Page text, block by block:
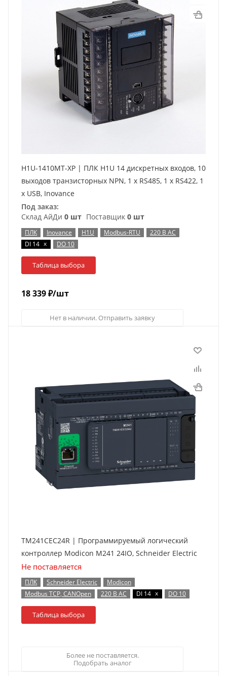
H1U-1410MT-XP | ПЛК H1U 14 дискретных входов, 10
выходов транзисторных NPN, 1 x RS485, 1 x RS422, 1
x USB, Inovance
Под заказ:
Склад АйДи 0 шт Поставщик 0 шт
ПЛК Inovance H1U Modbus-RTU
220 В AC
DI 14 x DO 10
Таблица выбора
18 339₽/шт
Нет в наличии. Отправить заявку
TM241CEC24R | Программируемый логический
контроллер Modicon M241 24IO, Schneider Electric
Не поставляется
ПЛК Schneider Electric
Modicon
Modbus TCP, CANOpen
220 В AC DI 14 x DO 10
Таблица выбора
Более не поставляется.
Подобрать аналог